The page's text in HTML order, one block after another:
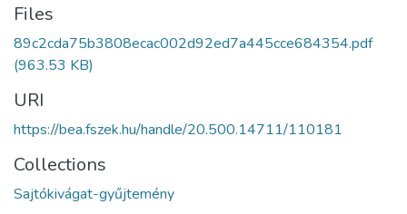
Files
89c2cda75b3808ecac002d92ed7a445cce684354.pdf
(963.53 KB)
URI
https://bea.fszek.hu/handle/20.500.14711/110181
Collections
Sajtókivágat-gyűjtemény